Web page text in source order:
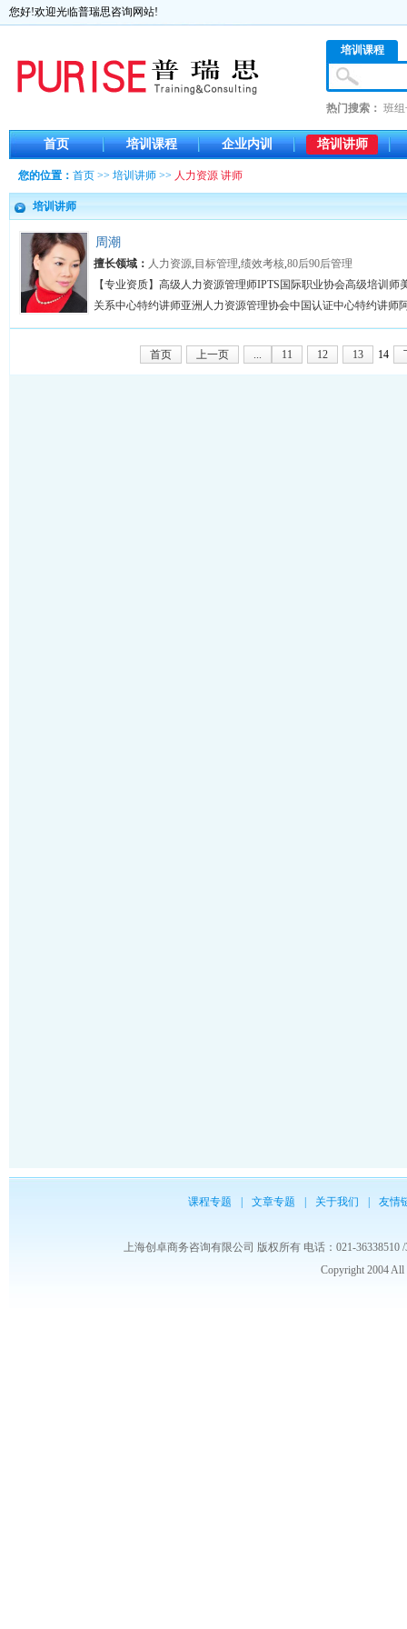
您好!欢迎光临普瑞思咨询网站!
培训课程
热门搜索： 班
首页 培训课程 企业内训 培训讲师
您的位置： 首页 >> 培训讲师 >> 人力资源 讲师
培训讲师
周潮
擅长领域： 人力资源, 目标管理,绩效考核,80后90后管理
【专业资质】高级人力资源管理师IPTS国际职业协会高级培训
关系中心特约讲师亚洲人力资源管理协会中国认证中心特约讲师
首页 上一页 ... 11 12 13 14
课程专题 文章专题 关于我们 友情
上海创卓商务咨询有限公司 版权所有 电话：021-36338510 /
Copyright 2004 All